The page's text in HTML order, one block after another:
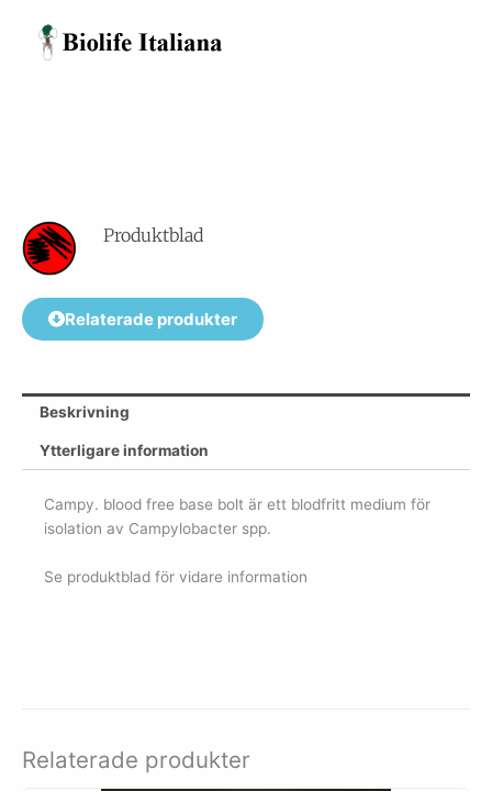
Produktblad
Relaterade produkter
Beskrivning
Ytterligare information
Campy. blood free base bolt är ett blodfritt medium för
isolation av Campylobacter spp.
Se produktblad för vidare information
Relaterade produkter